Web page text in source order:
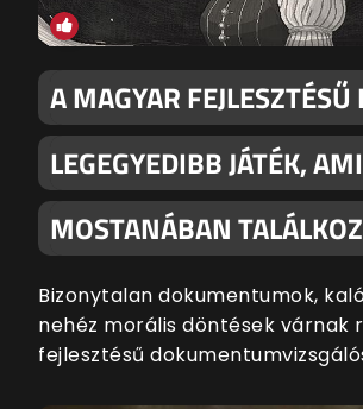
A MAGYAR
LEGEGYEDIBB JÁTÉK,
MOSTANÁBAN
Bizonytalan dokumentumok,
nehéz morális döntések várnak
fejlesztésű